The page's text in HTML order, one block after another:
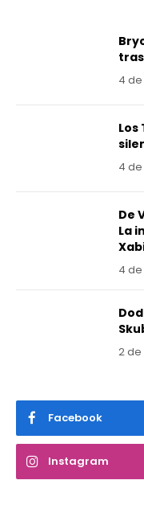
4
Los
4
De
La
4
2
Facebook
Instagram